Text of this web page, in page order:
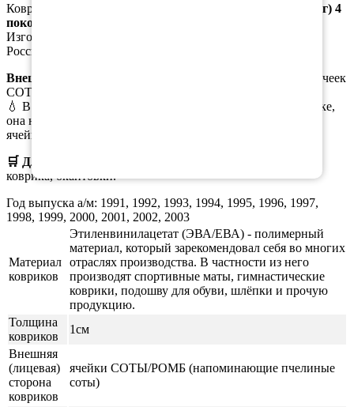
Коврик в багажник для
Фольксваген Каравелла Т4 (лонг) 4
поколение
Изготавливается из качественного, плотного материала
Российского производства, который не пропускает воду.
Внешняя часть
коврика выполена в виде ромбовидных ячеек
СОТЫ/РОМБ.
💧 В случае пролива масла или иной жидкости в багажнике,
она не растекается по всему коврику, а задерживается в
ячейках.
🛒 Для заказа
коврика, окантовки.
Год выпуска а/м: 1991, 1992, 1993, 1994, 1995, 1996, 1997,
1998, 1999, 2000, 2001, 2002, 2003
Материал
ковриков
Этиленвинилацетат (ЭВА/ЕВА) - полимерный
материал, который зарекомендовал себя во многих
отраслях производства. В частности из него
производят спортивные маты, гимнастические
коврики, подошву для обуви, шлёпки и прочую
продукцию.
Толщина
ковриков
1см
Внешняя
(лицевая)
сторона
ковриков
ячейки СОТЫ/РОМБ (напоминающие пчелиные
соты)